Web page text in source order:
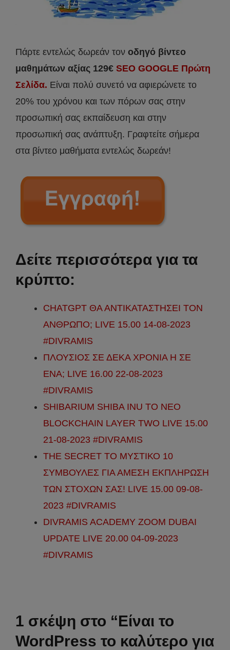
Πάρτε εντελώς δωρεάν τον οδηγό βίντεο
μαθημάτων αξίας 129€ SEO GOOGLE Πρώτη
Σελίδα. Είναι πολύ συνετό να αφιερώνετε το
20% του χρόνου και των πόρων σας στην
προσωπική σας εκπαίδευση και στην
προσωπική σας ανάπτυξη. Γραφτείτε σήμερα
στα βίντεο μαθήματα εντελώς δωρεάν!
Δείτε περισσότερα για τα
κρύπτο:
CHATGPT ΘΑ ΑΝΤΙΚΑΤΑΣΤΗΣΕΙ ΤΟΝ
ΑΝΘΡΩΠΟ; LIVE 15.00 14-08-2023
#DIVRAMIS
ΠΛΟΥΣΙΟΣ ΣΕ ΔΕΚΑ ΧΡΟΝΙΑ Η ΣΕ
ΕΝΑ; LIVE 16.00 22-08-2023
#DIVRAMIS
SHIBARIUM SHIBA INU ΤΟ ΝΕΟ
BLOCKCHAIN LAYER TWO LIVE 15.00
21-08-2023 #DIVRAMIS
THE SECRET ΤΟ ΜΥΣΤΙΚΟ 10
ΣΥΜΒΟΥΛΕΣ ΓΙΑ ΑΜΕΣΗ ΕΚΠΛΗΡΩΣΗ
ΤΩΝ ΣΤΟΧΩΝ ΣΑΣ! LIVE 15.00 09-08-
2023 #DIVRAMIS
DIVRAMIS ACADEMY ZOOM DUBAI
UPDATE LIVE 20.00 04-09-2023
#DIVRAMIS
1 σκέψη στο “Είναι το
WordPress το καλύτερο για